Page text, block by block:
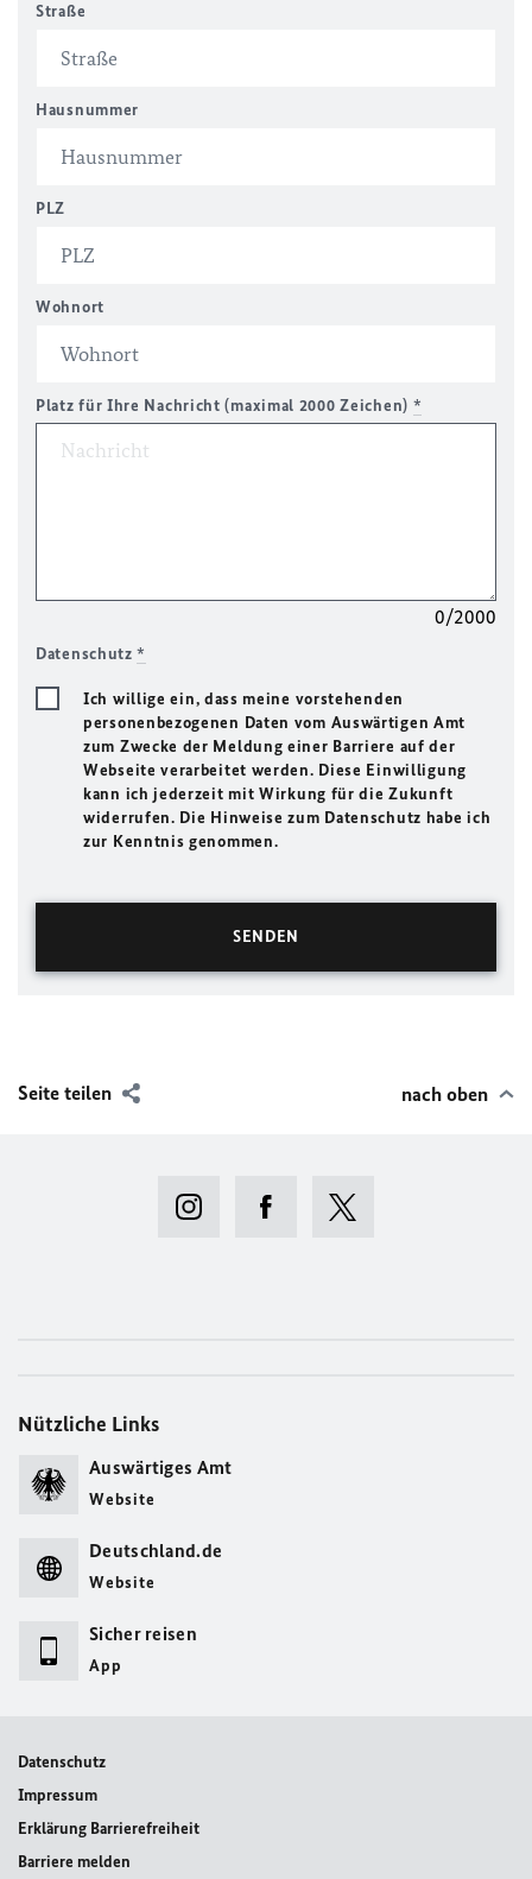
Straße
Hausnummer
PLZ
Wohnort
Platz für Ihre Nachricht (maximal 2000 Zeichen) *
0/2000
Datenschutz*
Ich willige ein, dass meine vorstehenden
personenbezogenen Daten vom Auswärtigen Amt
zum Zwecke der Meldung einer Barriere auf der
Webseite verarbeitet werden. Diese Einwilligung
kann ich jederzeit mit Wirkung für die Zukunft
widerrufen. Die Hinweise zum Datenschutz habe ich
zur Kenntnis genommen.
Seite teilen nach oben
Nützliche Links
Auswärtiges Amt
Website
Deutschland.de
Website
Sicher reisen
App
Datenschutz
Impressum
Erklärung Barrierefreiheit
Barriere melden